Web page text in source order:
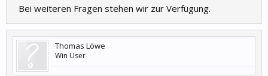
Bei weiteren Fragen stehen wir zur Verfügung.
Thomas Löwe
Win User